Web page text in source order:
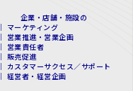
企業・店舗・施設の
｜ マーケティング
｜ 営業推進・営業企画
｜ 営業責任者
｜ 販売促進
｜ カスタマーサクセス／サポート
｜ 経営者・経営企画